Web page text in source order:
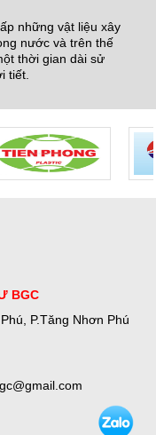
đ
Uni
EPOXY TỰ SAN
những vật liệu xây
nước và trên thế
thời gian dài sử
tiết.
BGC
P.Tăng Nhơn Phú